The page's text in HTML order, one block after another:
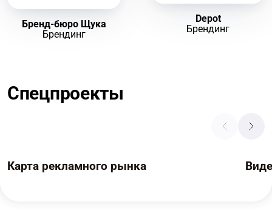
Бренд-бюро Щука
Брендинг
Depot
Брендинг
Спецпроекты
Карта рекламного рынка